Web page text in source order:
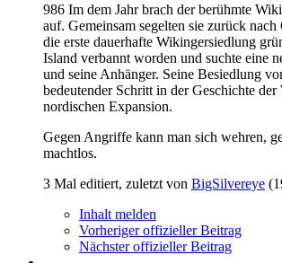
986 Im dem Jahr brach der berühmte
auf. Gemeinsam segelten sie zurück
die erste dauerhafte Wikingersiedlung
Island verbannt worden und suchte eine
und seine Anhänger. Seine Besiedlung
bedeutender Schritt in der Geschichte
nordischen Expansion.
Gegen Angriffe kann man sich wehren,
machtlos.
3 Mal editiert, zuletzt von BigSilvereye (
Inhalt melden
Vorheriger offizieller Beitrag
Nächster offizieller Beitrag